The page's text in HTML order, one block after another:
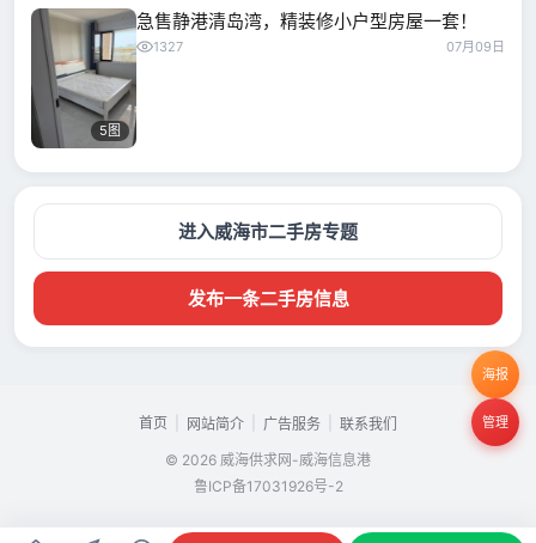
5图
急售静港清岛湾，精装修小户型房屋一套！
1327 07月09日
进入威海市二手房专题
发布一条二手房信息
海报
管理
首页 网站简介 广告服务
联系我们
© 2026 威海供求网-威海信息港
鲁ICP备17031926号-2